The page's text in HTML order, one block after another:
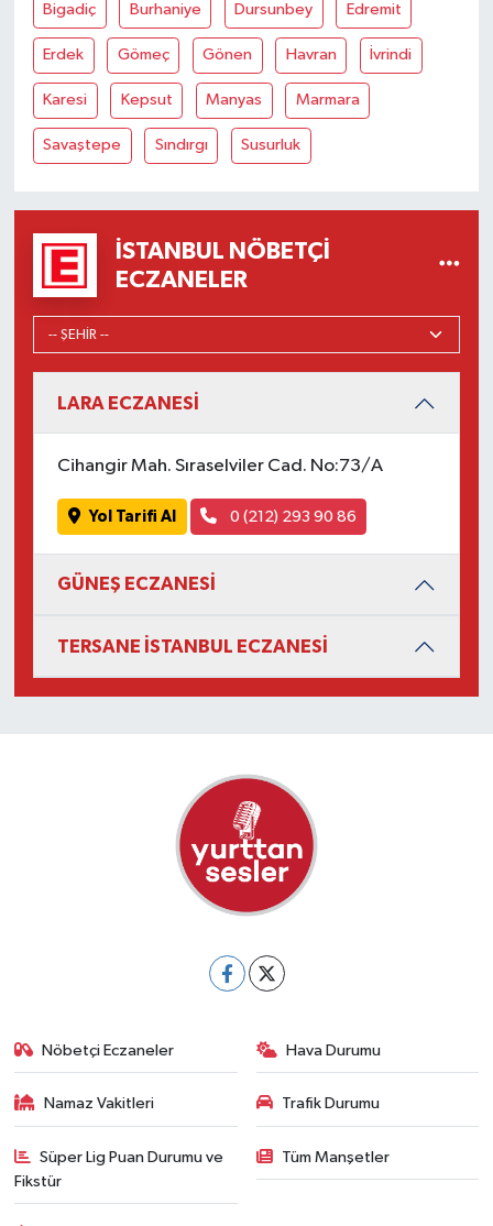
Bigadiç Burhaniye Dursunbey Edremit
Erdek Gömeç Gönen Havran İvrindi
Karesi Kepsut Manyas Marmara
Savaştepe Sındırgı Susurluk
İSTANBUL NÖBETÇI
ECZANELER
LARA ECZANESİ
Cihangir Mah. Sıraselviler Cad. No:73/A
Yol Tarifi Al 0 (212) 293 90 86
GÜNEŞ ECZANESİ
TERSANE İSTANBUL ECZANESİ
Nöbetçi Eczaneler Hava Durumu
Namaz Vakitleri Trafik Durumu
Süper Lig Puan Durumu ve
Fikstür
Tüm Manşetler